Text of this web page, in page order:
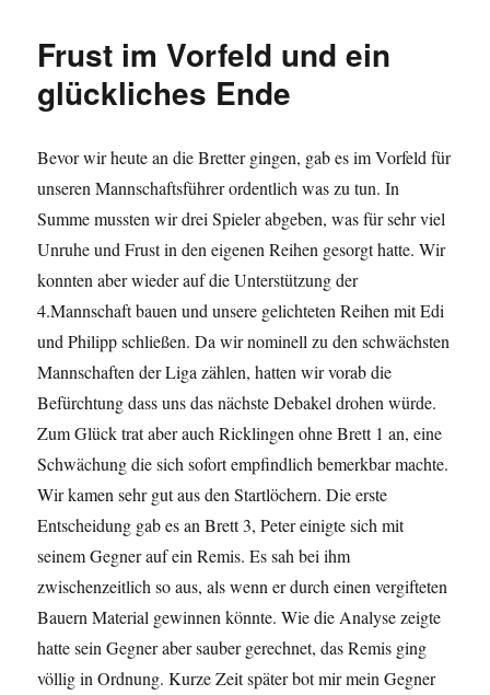
Frust im Vorfeld und ein
glückliches Ende
Bevor wir heute an die Bretter gingen, gab es im Vorfeld für
unseren Mannschaftsführer ordentlich was zu tun. In
Summe mussten wir drei Spieler abgeben, was für sehr viel
Unruhe und Frust in den eigenen Reihen gesorgt hatte. Wir
konnten aber wieder auf die Unterstützung der
4.Mannschaft bauen und unsere gelichteten Reihen mit Edi
und Philipp schließen. Da wir nominell zu den schwächsten
Mannschaften der Liga zählen, hatten wir vorab die
Befürchtung dass uns das nächste Debakel drohen würde.
Zum Glück trat aber auch Ricklingen ohne Brett 1 an, eine
Schwächung die sich sofort empfindlich bemerkbar machte.
Wir kamen sehr gut aus den Startlöchern. Die erste
Entscheidung gab es an Brett 3, Peter einigte sich mit
seinem Gegner auf ein Remis. Es sah bei ihm
zwischenzeitlich so aus, als wenn er durch einen vergifteten
Bauern Material gewinnen könnte. Wie die Analyse zeigte
hatte sein Gegner aber sauber gerechnet, das Remis ging
völlig in Ordnung. Kurze Zeit später bot mir mein Gegner